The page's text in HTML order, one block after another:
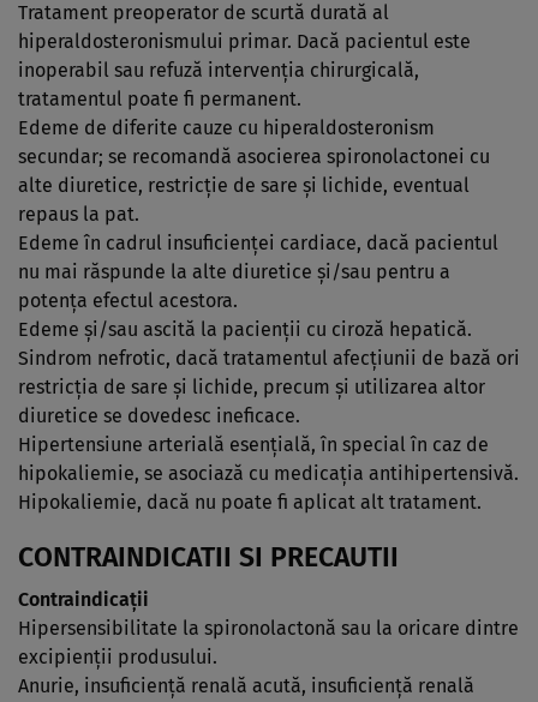
Tratament preoperator de scurtă durată al
hiperaldosteronismului primar. Dacă pacientul este
inoperabil sau refuză intervenţia chirurgicală,
tratamentul poate fi permanent.
Edeme de diferite cauze cu hiperaldosteronism
secundar; se recomandă asocierea spironolactonei cu
alte diuretice, restricţie de sare şi lichide, eventual
repaus la pat.
Edeme în cadrul insuficienţei cardiace, dacă pacientul
nu mai răspunde la alte diuretice şi/sau pentru a
potenţa efectul acestora.
Edeme şi/sau ascită la pacienţii cu ciroză hepatică.
Sindrom nefrotic, dacă tratamentul afecţiunii de bază ori
restricţia de sare şi lichide, precum şi utilizarea altor
diuretice se dovedesc ineficace.
Hipertensiune arterială esenţială, în special în caz de
hipokaliemie, se asociază cu medicaţia antihipertensivă.
Hipokaliemie, dacă nu poate fi aplicat alt tratament.
CONTRAINDICATII SI PRECAUTII
Contraindicaţii
Hipersensibilitate la spironolactonă sau la oricare dintre
excipienţii produsului.
Anurie, insuficienţă renală acută, insuficienţă renală